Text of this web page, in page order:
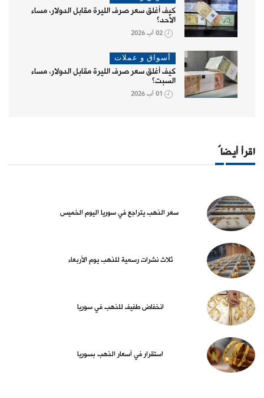
كيف أغلق سعر صرف الليرة مقابل الدولار، مساء
الأحد؟
02 آب 2026
أسواق و عملات
كيف أغلق سعر صرف الليرة مقابل الدولار، مساء
السبت؟
01 آب 2026
اقرأ أيضاً
سعر الذهب يتراجع في سوريا اليوم الخميس
ثلاث نشرات رسمية للذهب يوم الأربعاء
انخفاض طفيف للذهب في سوريا
استقرار في أسعار الذهب بسوريا